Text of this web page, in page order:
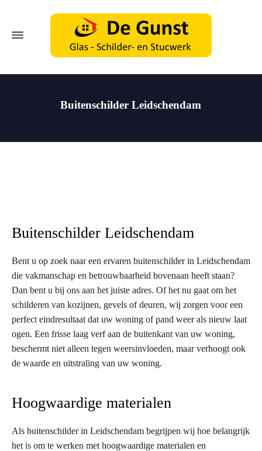
Buitenschilder Leidschendam
Buitenschilder Leidschendam
Bent u op zoek naar een ervaren buitenschilder in Leidschendam
die vakmanschap en betrouwbaarheid bovenaan heeft staan?
Dan bent u bij ons aan het juiste adres. Of het nu gaat om het
schilderen van kozijnen, gevels of deuren, wij zorgen voor een
perfect eindresultaat dat uw woning of pand weer als nieuw laat
ogen. Een frisse laag verf aan de buitenkant van uw woning,
beschermt niet alleen tegen weersinvloeden, maar verhoogt ook
de waarde en uitstraling van uw woning.
Hoogwaardige materialen
Als buitenschilder in Leidschendam begrijpen wij hoe belangrijk
het is om te werken met hoogwaardige materialen en